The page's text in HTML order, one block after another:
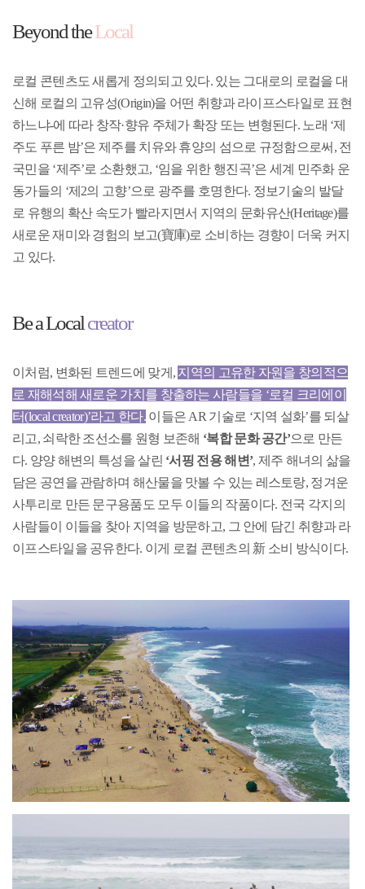
Beyond theLocal
로컬 콘텐츠도 새롭게 정의되고 있다. 있는 그대로의 로컬을 대
신해 로컬의 고유성(Origin)을 어떤 취향과 라이프스타일로 표현
하느냐-에 따라 창작·향유 주체가 확장 또는 변형된다. 노래 ‘제
주도 푸른 밤’은 제주를 치유와 휴양의 섬으로 규정함으로써, 전
국민을 ‘제주’로 소환했고, ‘임을 위한 행진곡’은 세계 민주화 운
동가들의 ‘제2의 고향’으로 광주를 호명한다. 정보기술의 발달
로 유행의 확산 속도가 빨라지면서 지역의 문화유산(Heritage)를
새로운 재미와 경험의 보고(寶庫)로 소비하는 경향이 더욱 커지
고 있다.
Be a Localcreator
이처럼, 변화된 트렌드에 맞게, 지역의 고유한 자원을 창의적으
로 재해석해 새로운 가치를 창출하는 사람들을 ‘로컬 크리에이
터(local creator)’라고 한다.이들은 AR 기술로 ‘지역 설화’를 되살
리고, 쇠락한 조선소를 원형 보존해 ‘복합 문화 공간’으로 만든
다. 양양 해변의 특성을 살린 ‘서핑 전용 해변’, 제주 해녀의 삶을
담은 공연을 관람하며 해산물을 맛볼 수 있는 레스토랑, 정겨운
사투리로 만든 문구용품도 모두 이들의 작품이다. 전국 각지의
사람들이 이들을 찾아 지역을 방문하고, 그 안에 담긴 취향과 라
이프스타일을 공유한다. 이게 로컬 콘텐츠의 新 소비 방식이다.